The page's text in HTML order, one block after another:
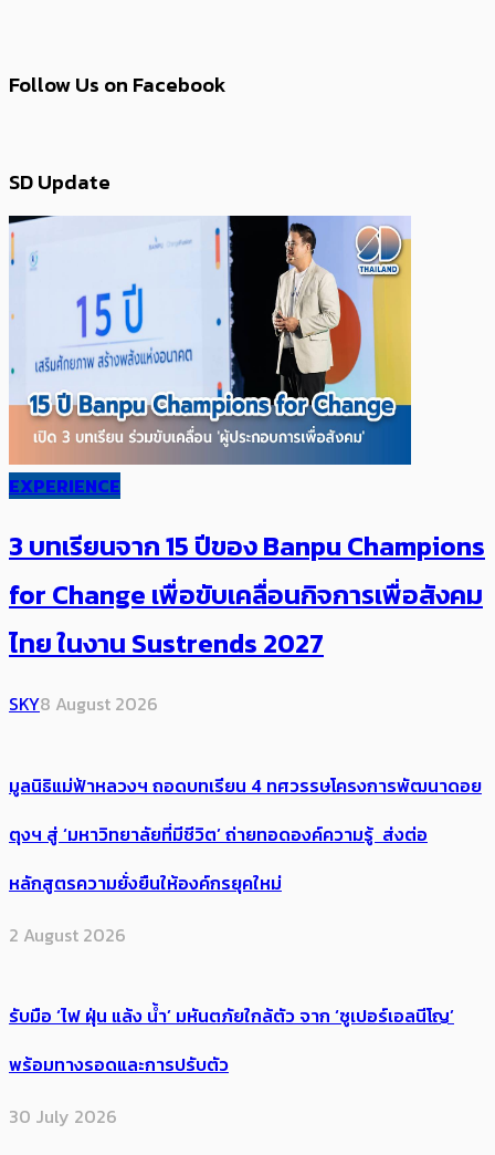
Follow Us on Facebook
SD Update
EXPERIENCE
3 บทเรียนจาก 15 ปีของ Banpu Champions
for Change เพื่อขับเคลื่อนกิจการเพื่อสังคม
ไทย ในงาน Sustrends 2027
SKY8 August 2026
มูลนิธิแม่ฟ้าหลวงฯ ถอดบทเรียน 4 ทศวรรษโครงการพัฒนาดอย
ตุงฯ สู่ ‘มหาวิทยาลัยที่มีชีวิต’ ถ่ายทอดองค์ความรู้ ส่งต่อ
หลักสูตรความยั่งยืนให้องค์กรยุคใหม่
2 August 2026
รับมือ ‘ไฟ ฝุ่น แล้ง น้ำ’ มหันตภัยใกล้ตัว จาก ‘ซูเปอร์เอลนีโญ’
พร้อมทางรอดและการปรับตัว
30 July 2026